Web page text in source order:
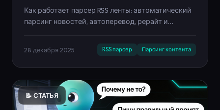
кросспостинг контента 2025
Как работает парсер RSS ленты: автоматический
парсинг новостей, автоперевод, рерайт и
28 декабря 2025 RSS парсер Парсинг контента
📝 СТАТЬЯ